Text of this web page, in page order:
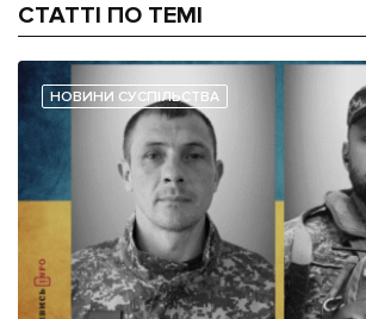
СТАТТІ ПО ТЕМІ
НОВИНИ СУСПІЛЬСТВА